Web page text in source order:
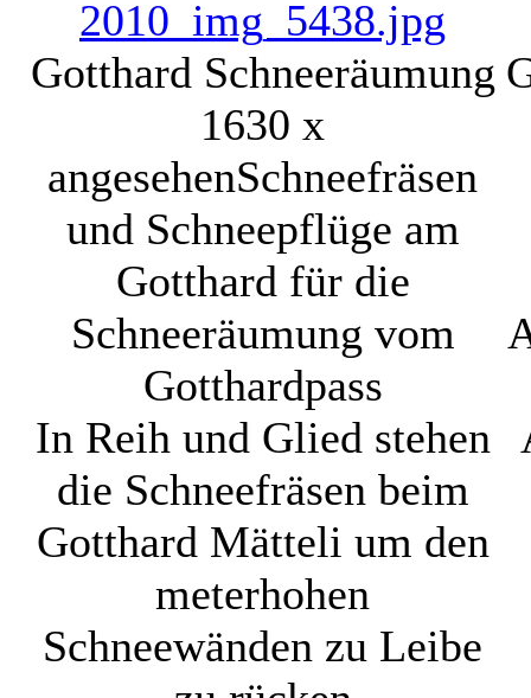
Gotthard Schneeräumung
1630 x
angesehenSchneefräsen
und Schneepflüge am
Gotthard für die
Schneeräumung vom
Gotthardpass
In Reih und Glied stehen
die Schneefräsen beim
Gotthard Mätteli um den
meterhohen
Schneewänden zu Leibe